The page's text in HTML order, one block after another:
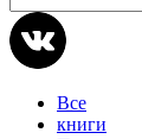
Все
книги